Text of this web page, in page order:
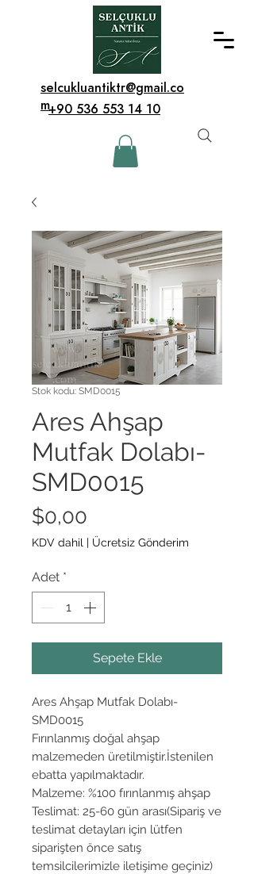
+90 536 553 14 10
selcukluantiktr@gmail.co
m
Stok kodu: SMD0015
Ares Ahşap
Mutfak Dolabı-
SMD0015
$0,00
KDV dahil | Ücretsiz Gönderim
Adet *
Sepete Ekle
Ares Ahşap Mutfak Dolabı-
SMD0015
Fırınlanmış doğal ahşap
malzemeden üretilmiştir.İstenilen
ebatta yapılmaktadır.
Malzeme: %100 fırınlanmış ahşap
Teslimat: 25-60 gün arası(Sipariş ve
teslimat detayları için lütfen
siparişten önce satış
temsilcilerimizle iletişime geçiniz)